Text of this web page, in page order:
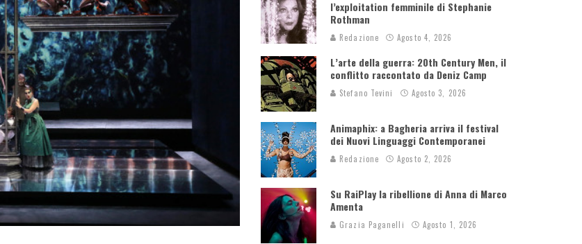
l’exploitation femminile di Stephanie
Rothman
Redazione Agosto 4, 2026
L’arte della guerra: 20th Century Men, il
conflitto raccontato da Deniz Camp
Stefano Tevini Agosto 3, 2026
Animaphix: a Bagheria arriva il festival
dei Nuovi Linguaggi Contemporanei
Redazione Agosto 2, 2026
Su RaiPlay la ribellione di Anna di Marco
Amenta
Grazia Paganelli Agosto 1, 2026